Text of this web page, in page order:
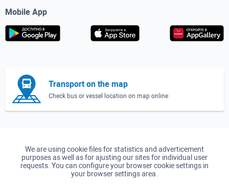
Mobile App
Transport on the map
Check bus or vessel location on map online
We are using cookie files for statistics and adverticement
purposes as well as for ajusting our sites for individual user
requests. You can configure your browser cookie settings in
your browser settings area.